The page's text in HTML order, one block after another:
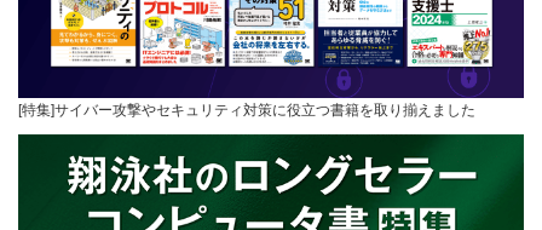
[特集]サイバー攻撃やセキュリティ対策に役立つ書籍を取り揃えました